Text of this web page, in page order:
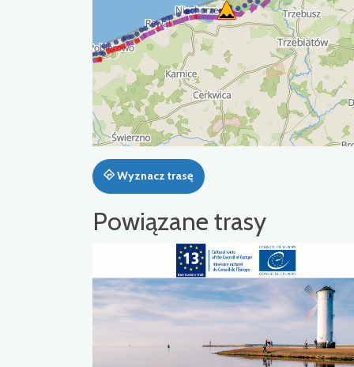
Wyznacz trasę
Powiązane trasy